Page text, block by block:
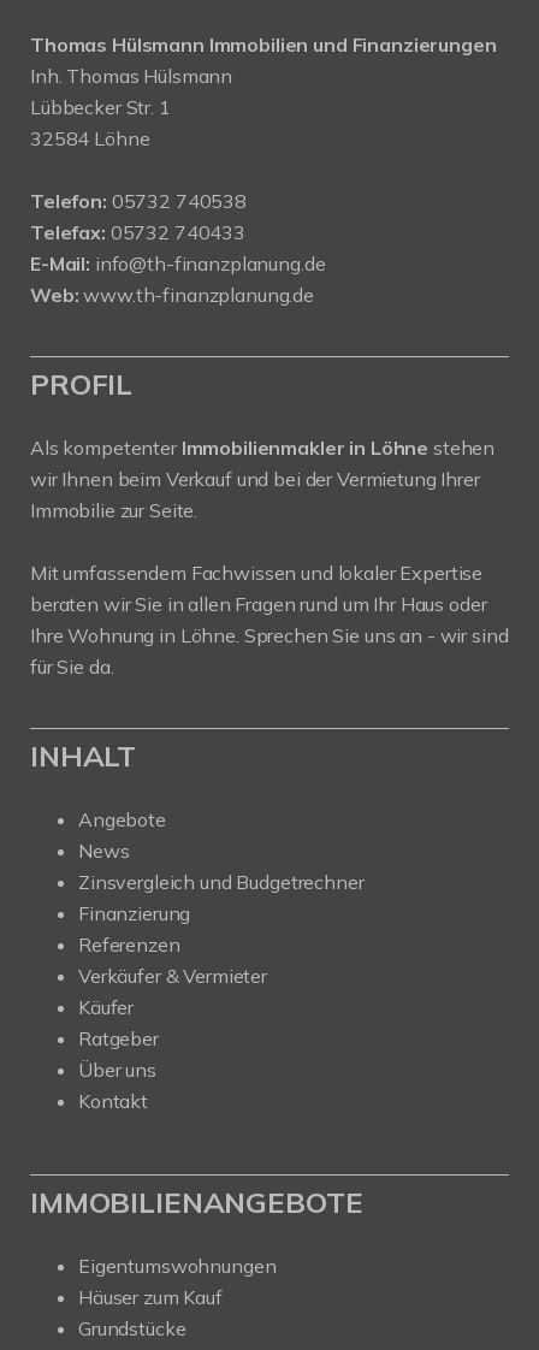
Thomas Hülsmann Immobilien und Finanzierungen
Inh. Thomas Hülsmann
Lübbecker Str. 1
32584 Löhne
Telefon: 05732 740538
Telefax: 05732 740433
E-Mail: info@th-finanzplanung.de
Web: www.th-finanzplanung.de
PROFIL
Als kompetenter Immobilienmakler in Löhne stehen
wir Ihnen beim Verkauf und bei der Vermietung Ihrer
Immobilie zur Seite.
Mit umfassendem Fachwissen und lokaler Expertise
beraten wir Sie in allen Fragen rund um Ihr Haus oder
Ihre Wohnung in Löhne. Sprechen Sie uns an - wir sind
für Sie da.
INHALT
Angebote
News
Zinsvergleich und Budgetrechner
Finanzierung
Referenzen
Verkäufer & Vermieter
Käufer
Ratgeber
Über uns
Kontakt
IMMOBILIENANGEBOTE
Eigentumswohnungen
Häuser zum Kauf
Grundstücke